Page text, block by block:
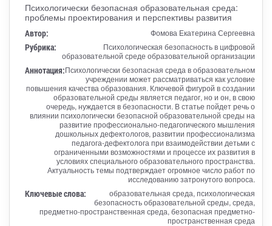
Психологически безопасная образовательная среда:
проблемы проектирования и перспективы развития
Автор: Фомова Екатерина Сергеевна
Рубрика:
Психологическая безопасность в цифровой
образовательной среде образовательной организации
Аннотация:Психологически безопасная среда в образовательном
учреждении может рассматриваться как условие
повышения качества образования. Ключевой фигурой в создании
образовательной среды является педагог, но и он, в свою
очередь, нуждается в безопасности. В статье пойдет речь о
влиянии психологически безопасной образовательной среды на
развитие профессионально-педагогического мышления
дошкольных дефектологов, развитии профессионализма
педагога-дефектолога при взаимодействии детьми с
ограниченными возможностями и процессе их развития в
условиях специального образовательного пространства.
Актуальность темы подтверждает огромное число работ по
исследованию затронутого вопроса.
Ключевые слова:
образовательная среда, психологическая
безопасность образовательной среды, среда,
предметно-пространственная среда, безопасная предметно-
пространственная среда